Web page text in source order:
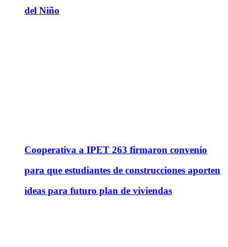
del Niño
Cooperativa a IPET 263 firmaron convenio
para que estudiantes de construcciones aporten
ideas para futuro plan de viviendas